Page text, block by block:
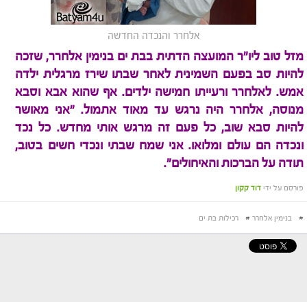
אלחרר והנכדה החדשה
מזל טוב ליו"ר המועצה הדתית בבת ים בנימין אלחרר, שזכה
להיות סב בפעם השמינית לאחר שבתו שירז מרגלית ילדה
אמש. לאלחרר ורעייתו חמישה ילדים. אף שהוא אבא וסבא
מנוסה, אלחרר היה נרגש עד מאוד אתמול. "אני מאושר
להיות סבא שוב, כל פעם זה מרגש אותי מחדש. כל נכד
ונכדה הם עולם ומלואו. אני שמח שבתי ונכדי חשים בטוב,
תודה על הברכות והאיחולים".
פורסם על ידי דוד קקון
# בנימין אלחרר # רכילות בת ים